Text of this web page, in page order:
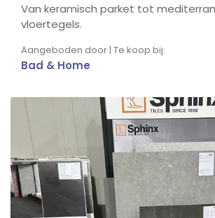
Van keramisch parket tot
vloertegels.
Aangeboden door | Te koop bij:
Bad & Home